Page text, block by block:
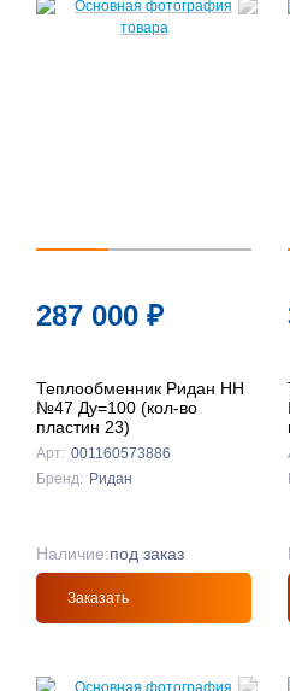
287 000 ₽
Теплообменник Ридан НН
№47 Ду=100 (кол-во
пластин 23)
Арт: 001160573886
Бренд: Ридан
Наличие:под заказ
Заказать